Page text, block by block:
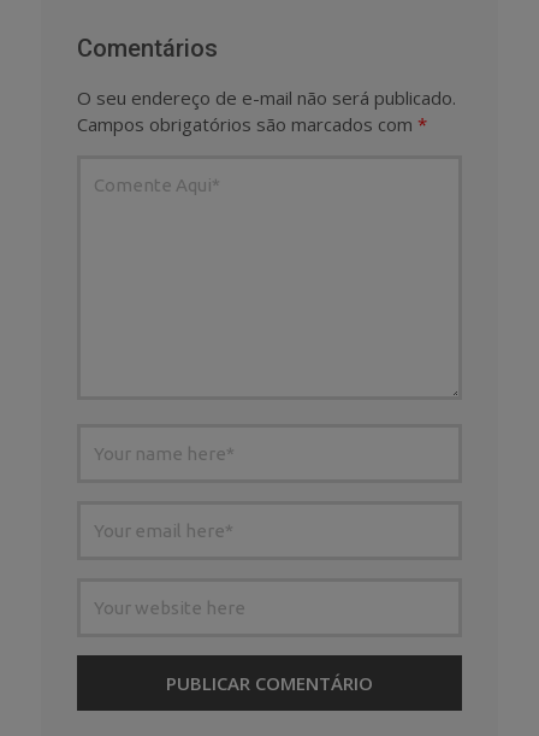
Comentários
O seu endereço de e-mail não será publicado.
Campos obrigatórios são marcados com *